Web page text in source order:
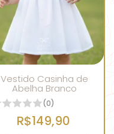
Vestido Casinha de
Abelha Branco
(0)
R$149,90